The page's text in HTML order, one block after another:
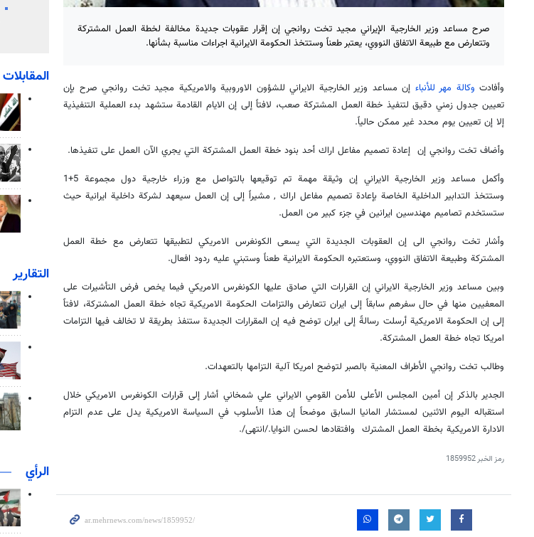
صرح مساعد وزير الخارجية الإيراني مجيد تخت روانجي إن إقرار عقوبات جديدة مخالفة لخطة العمل المشتركة
وتتعارض مع طبيعة الاتفاق النووي، يعتبر طعناً وستتخذ الحكومة الايرانية اجراءات مناسبة بشأنها.
وأفادت وكالة مهر للأنباء إن مساعد وزير الخارجية الايراني للشؤون الاوروبية والامريكية مجيد تخت روانجي صرح بإن
تعيين جدول زمني دقيق لتنفيذ خطة العمل المشتركة صعب، لافتاً إلى إن الايام القادمة ستشهد بدء العملية التنفيذية
إلا إن تعيين يوم محدد غير ممكن حالياً.
وأضاف تخت روانجي إن إعادة تصميم مفاعل اراك أحد بنود خطة العمل المشتركة التي يجري الآن العمل على تنفيذها.
وأكمل مساعد وزير الخارجية الايراني إن وثيقة مهمة تم توقيعها بالتواصل مع وزراء خارجية دول مجموعة 5+1
وستتخذ التدابير الداخلية الخاصة بإعادة تصميم مفاعل اراك , مشيراً إلى إن العمل سيعهد لشركة داخلية ايرانية حيث
ستستخدم تصاميم مهندسين ايرانين في جزء كبير من العمل.
وأشار تخت روانجي الى إن العقوبات الجديدة التي يسعى الكونغرس الامريكي لتطبيقها تتعارض مع خطة العمل
المشتركة وطبيعة الاتفاق النووي، وستعتبره الحكومة الايرانية طعناً وستبني عليه ردود افعال.
وبين مساعد وزير الخارجية الايراني إن القرارات التي صادق عليها الكونغرس الامريكي فيما يخص فرض التأشيرات على
المعفيين منها في حال سفرهم سابقاً إلى ايران تتعارض والتزامات الحكومة الامريكية تجاه خطة العمل المشتركة، لافتاً
إلى إن الحكومة الامريكية أرسلت رسالةً إلى ايران توضح فيه إن المقرارات الجديدة ستنفذ بطريقة لا تخالف فيها التزامات
امريكا تجاه خطة العمل المشتركة.
وطالب تخت روانجي الأطراف المعنية بالصبر لتوضح امريكا آلية التزامها بالتعهدات.
الجدير بالذكر إن أمين المجلس الأعلى للأمن القومي الايراني علي شمخاني أشار إلى قرارات الكونغرس الامريكي خلال
استقباله اليوم الاثنين لمستشار المانيا السابق موضحاً إن هذا الأسلوب في السياسة الامريكية يدل على عدم التزام
الادارة الامريكية بخطة العمل المشترك وافتقادها لحسن النوايا./انتهى/.
رمز الخبر1859952
المقابلات
التقارير
الرأي